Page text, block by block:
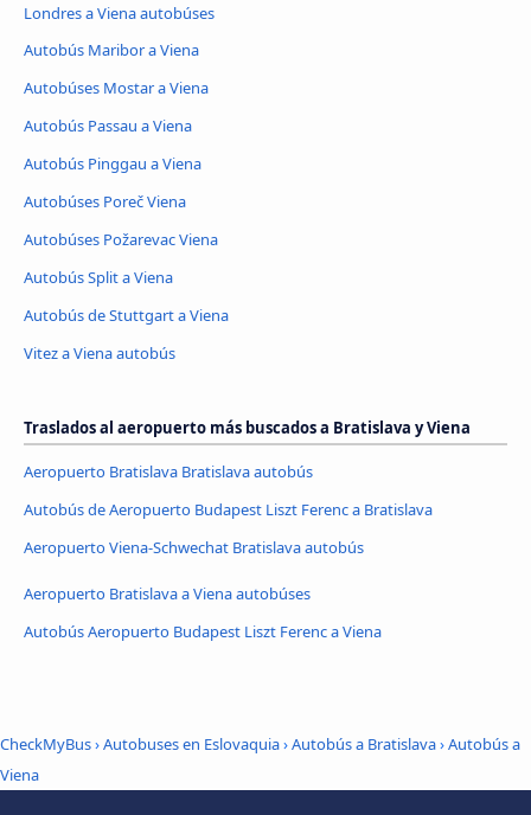
Londres a Viena autobúses
Autobús Maribor a Viena
Autobúses Mostar a Viena
Autobús Passau a Viena
Autobús Pinggau a Viena
Autobúses Poreč Viena
Autobúses Požarevac Viena
Autobús Split a Viena
Autobús de Stuttgart a Viena
Vitez a Viena autobús
Traslados al aeropuerto más buscados a Bratislava y Viena
Aeropuerto Bratislava Bratislava autobús
Autobús de Aeropuerto Budapest Liszt Ferenc a Bratislava
Aeropuerto Viena-Schwechat Bratislava autobús
Aeropuerto Bratislava a Viena autobúses
Autobús Aeropuerto Budapest Liszt Ferenc a Viena
CheckMyBus›Autobuses en Eslovaquia›Autobús a Bratislava›Autobús a
Viena